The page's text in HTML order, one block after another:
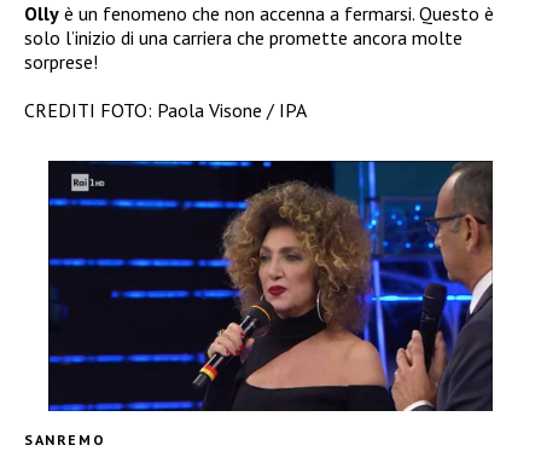
Olly è un fenomeno che non accenna a fermarsi. Questo è
solo l’inizio di una carriera che promette ancora molte
sorprese!
CREDITI FOTO: Paola Visone / IPA
SANREMO